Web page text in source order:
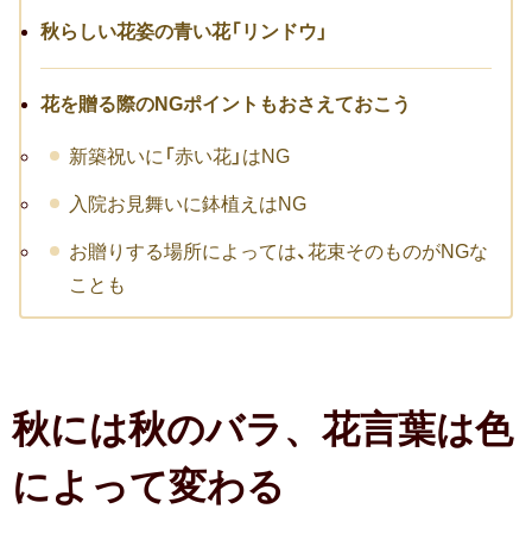
転職祝い
就職祝い
開店・移転祝い
退職祝い
昇進・栄転祝い
叙勲祝い
陣中見舞い
長寿祝い
秋らしい花姿の青い花「リンドウ」
花を贈る際のNGポイントもおさえておこう
新築祝いに「赤い花」はNG
入院お見舞いに鉢植えはNG
お贈りする場所によっては、花束そのものがNGな
ことも
秋には秋のバラ、花言葉は色
によって変わる